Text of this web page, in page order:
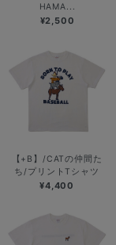
HAMA...
¥2,500
【+B】/CATの仲間た
ち/プリントTシャツ
¥4,400